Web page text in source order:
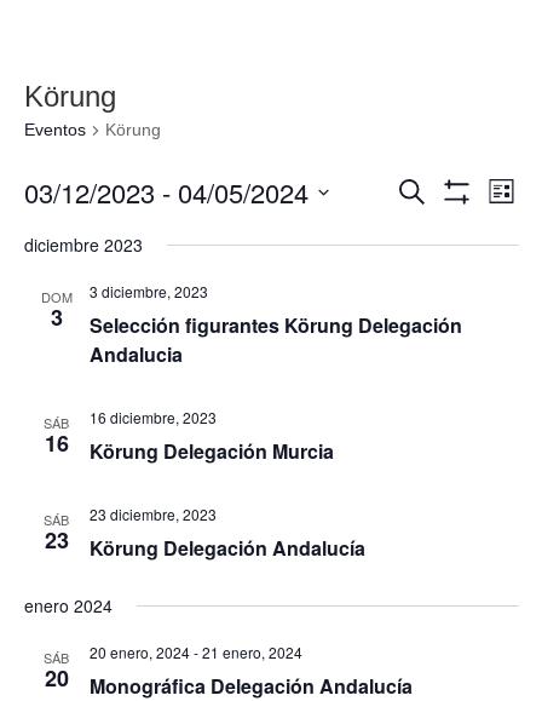
Körung
Eventos Körung
búsqueda
vistas
de
Buscar
de
Lista
03/12/2023 - 04/05/2024
fecha.
diciembre 2023
DOM
3
3 diciembre, 2023
Selección figurantes Körung Delegación
Andalucia
SÁB
16
16 diciembre, 2023
Körung Delegación Murcia
SÁB
23
23 diciembre, 2023
Körung Delegación Andalucía
enero 2024
SÁB
20
20 enero, 2024-21 enero, 2024
Monográfica Delegación Andalucía